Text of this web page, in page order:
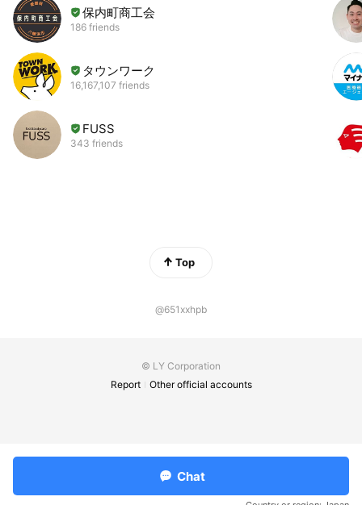
保内町商工会
186 friends
タウンワーク
16,167,107 friends
FUSS
343 friends
Top
@651xxhpb
© LY Corporation
Report
Other official accounts
Chat